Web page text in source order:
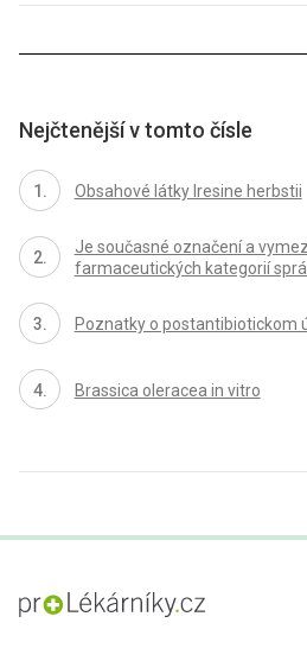
Nejčtenější v tomto čísle
Obsahové látky Iresine herbstii
Je současné označení a
farmaceutických kategorií
Poznatky o postantibiotickom
Brassica oleracea in vitro
proLékaře.cz